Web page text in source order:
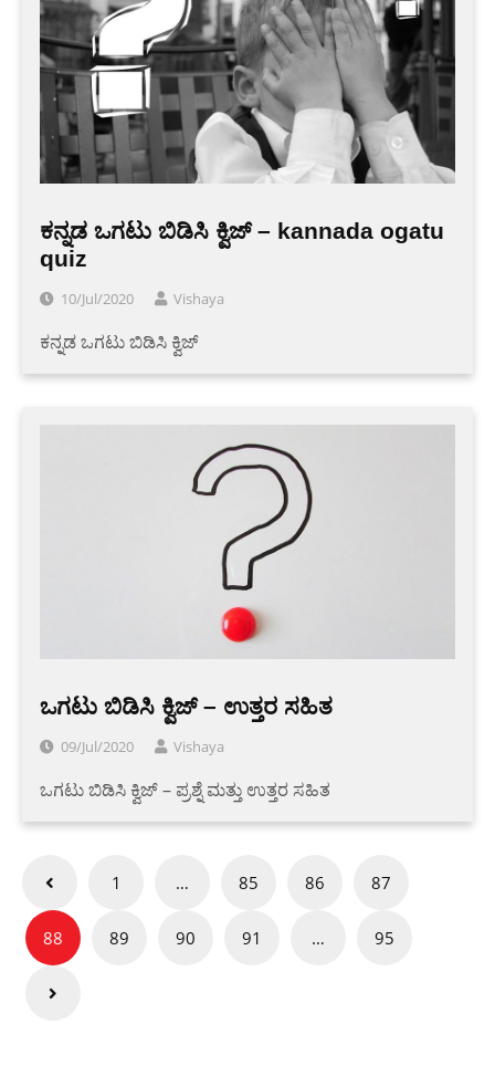
ಕನ್ನಡ ಒಗಟು ಬಿಡಿಸಿ ಕ್ವಿಜ್ – kannada ogatu
quiz
10/Jul/2020 Vishaya
ಕನ್ನಡ ಒಗಟು ಬಿಡಿಸಿ ಕ್ವಿಜ್
ಒಗಟು ಬಿಡಿಸಿ ಕ್ವಿಜ್ – ಉತ್ತರ ಸಹಿತ
09/Jul/2020 Vishaya
ಒಗಟು ಬಿಡಿಸಿ ಕ್ವಿಜ್ – ಪ್ರಶ್ನೆ ಮತ್ತು ಉತ್ತರ ಸಹಿತ
Posts
pagination
1 … 85 86 87
88 89 90 91 … 95